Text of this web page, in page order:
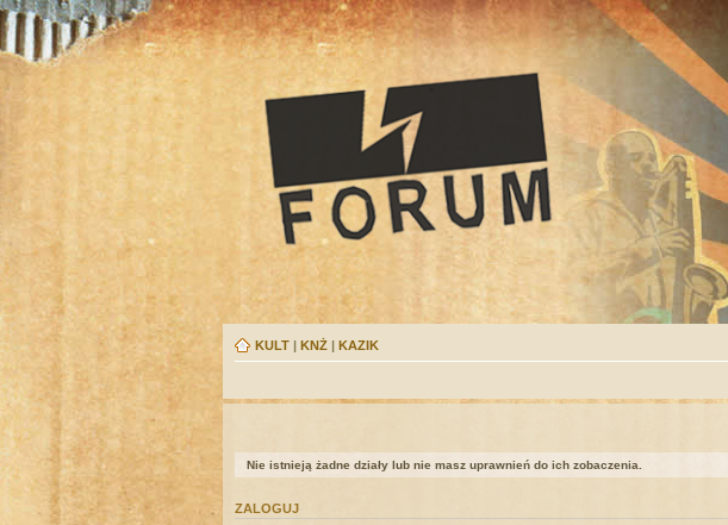
KULT | KNŻ | KAZIK
Nie istnieją żadne działy lub nie masz uprawnień do ich zobaczenia.
ZALOGUJ